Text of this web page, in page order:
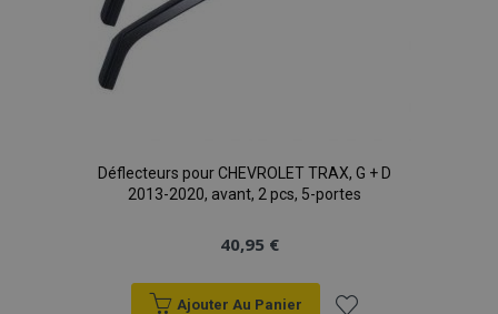
Déflecteurs pour CHEVROLET TRAX, G + D
2013-2020, avant, 2 pcs, 5-portes
40,95 €
Ajouter Au Panier